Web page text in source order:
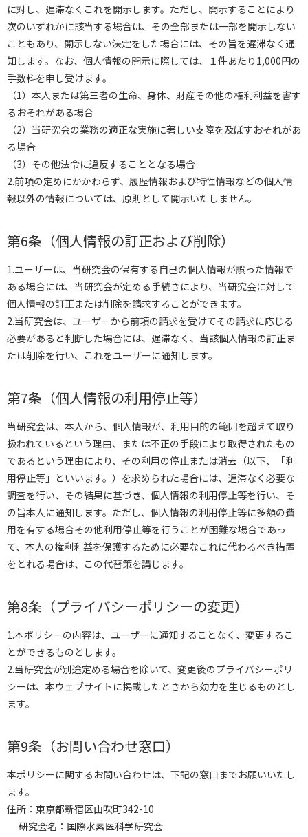
に対し、遅滞なくこれを開示します。ただし、開示することにより
次のいずれかに該当する場合は、その全部または一部を開示しない
こともあり、開示しない決定をした場合には、その旨を遅滞なく通
知します。なお、個人情報の開示に際しては、１件あたり1,000円の
手数料を申し受けます。
（1）本人または第三者の生命、身体、財産その他の権利利益を害す
るおそれがある場合
（2）当研究会の業務の適正な実施に著しい支障を及ぼすおそれがあ
る場合
（3）その他法令に違反することとなる場合
2.前項の定めにかかわらず、履歴情報および特性情報などの個人情
報以外の情報については、原則として開示いたしません。
第6条（個人情報の訂正および削除）
1.ユーザーは、当研究会の保有する自己の個人情報が誤った情報で
ある場合には、当研究会が定める手続きにより、当研究会に対して
個人情報の訂正または削除を請求することができます。
2.当研究会は、ユーザーから前項の請求を受けてその請求に応じる
必要があると判断した場合には、遅滞なく、当該個人情報の訂正ま
たは削除を行い、これをユーザーに通知します。
第7条（個人情報の利用停止等）
当研究会は、本人から、個人情報が、利用目的の範囲を超えて取り
扱われているという理由、または不正の手段により取得されたもの
であるという理由により、その利用の停止または消去（以下、「利
用停止等」といいます。）を求められた場合には、遅滞なく必要な
調査を行い、その結果に基づき、個人情報の利用停止等を行い、そ
の旨本人に通知します。ただし、個人情報の利用停止等に多額の費
用を有する場合その他利用停止等を行うことが困難な場合であっ
て、本人の権利利益を保護するために必要なこれに代わるべき措置
をとれる場合は、この代替策を講じます。
第8条（プライバシーポリシーの変更）
1.本ポリシーの内容は、ユーザーに通知することなく、変更するこ
とができるものとします。
2.当研究会が別途定める場合を除いて、変更後のプライバシーポリ
シーは、本ウェブサイトに掲載したときから効力を生じるものとし
ます。
第9条（お問い合わせ窓口）
本ポリシーに関するお問い合わせは、下記の窓口までお願いいたし
ます。
住所：東京都新宿区山吹町342-10
研究会名：国際水素医科学研究会